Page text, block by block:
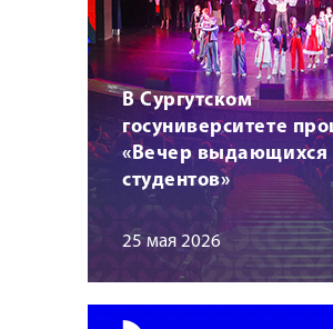
В Сургутском
госуниверситете
«Вечер выдающихся
студентов»
25 мая 2026